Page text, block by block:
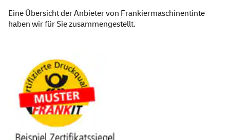
Eine Übersicht derAnbieter von Frankiermaschinentinte
haben wir für Sie zusammengestellt.